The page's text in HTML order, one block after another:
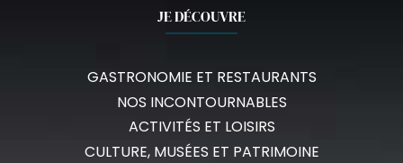
JE DÉCOUVRE
GASTRONOMIE ET RESTAURANTS
NOS INCONTOURNABLES
ACTIVITÉS ET LOISIRS
CULTURE, MUSÉES ET PATRIMOINE